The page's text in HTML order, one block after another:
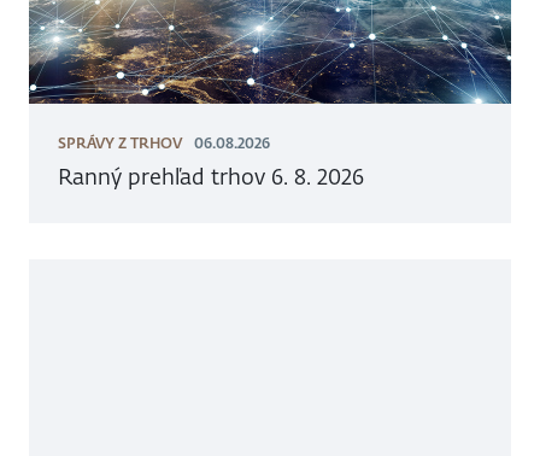
SPRÁVY Z TRHOV 06.08.2026
Ranný prehľad trhov 6. 8. 2026